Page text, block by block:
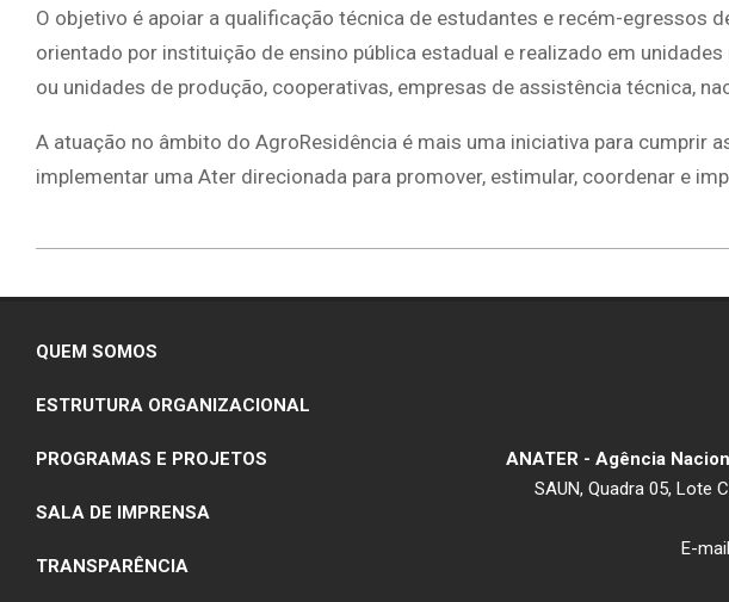
O objetivo é apoiar a qualificação técnica de estudantes e recém-egressos
orientado por instituição de ensino pública estadual e realizado em
ou unidades de produção, cooperativas, empresas de assistência técnica,
A atuação no âmbito do AgroResidência é mais uma iniciativa para cumprir
implementar uma Ater direcionada para promover, estimular, coordenar e
02-
QUEM SOMOS
ESTRUTURA ORGANIZACIONAL
PROGRAMAS E PROJETOS
SALA DE IMPRENSA
TRANSPARÊNCIA
ANATER - Agência
SAUN, Quadra 05, Lote
E-